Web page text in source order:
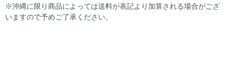
※沖縄に限り商品によっては送料が表記より加算される場合がござ
いますので予めご了承ください。